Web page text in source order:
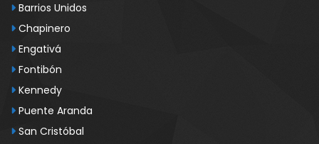
Barrios Unidos
Chapinero
Engativá
Fontibón
Kennedy
Puente Aranda
San Cristóbal